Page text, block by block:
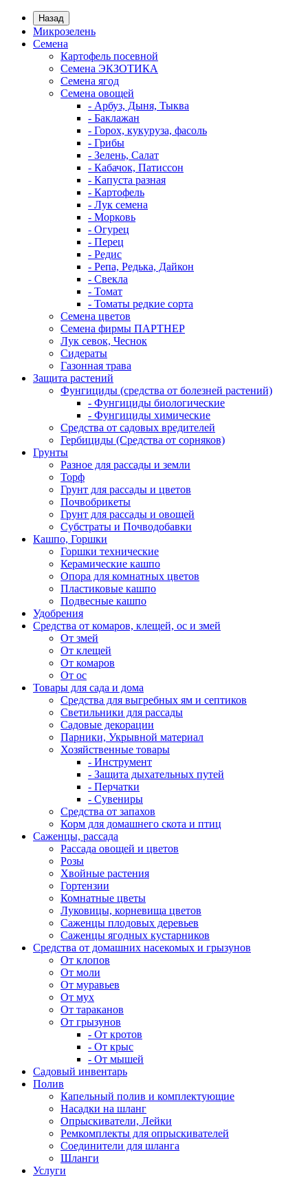
Назад
Микрозелень
Семена
Картофель посевной
Семена ЭКЗОТИКА
Семена ягод
Семена овощей
- Арбуз, Дыня, Тыква
- Баклажан
- Горох, кукуруза, фасоль
- Грибы
- Зелень, Салат
- Кабачок, Патиссон
- Капуста разная
- Картофель
- Лук семена
- Морковь
- Огурец
- Перец
- Редис
- Репа, Редька, Дайкон
- Свекла
- Томат
- Томаты редкие сорта
Семена цветов
Семена фирмы ПАРТНЕР
Лук севок, Чеснок
Сидераты
Газонная трава
Защита растений
Фунгициды (средства от болезней растений)
- Фунгициды биологические
- Фунгициды химические
Средства от садовых вредителей
Гербициды (Средства от сорняков)
Грунты
Разное для рассады и земли
Торф
Грунт для рассады и цветов
Почвобрикеты
Грунт для рассады и овощей
Субстраты и Почводобавки
Кашпо, Горшки
Горшки технические
Керамические кашпо
Опора для комнатных цветов
Пластиковые кашпо
Подвесные кашпо
Удобрения
Средства от комаров, клещей, ос и змей
От змей
От клещей
От комаров
От ос
Товары для сада и дома
Средства для выгребных ям и септиков
Светильники для рассады
Садовые декорации
Парники, Укрывной материал
Хозяйственные товары
- Инструмент
- Защита дыхательных путей
- Перчатки
- Сувениры
Средства от запахов
Корм для домашнего скота и птиц
Саженцы, рассада
Рассада овощей и цветов
Розы
Хвойные растения
Гортензии
Комнатные цветы
Луковицы, корневища цветов
Саженцы плодовых деревьев
Саженцы ягодных кустарников
Средства от домашних насекомых и грызунов
От клопов
От моли
От муравьев
От мух
От тараканов
От грызунов
- От кротов
- От крыс
- От мышей
Садовый инвентарь
Полив
Капельный полив и комплектующие
Насадки на шланг
Опрыскиватели, Лейки
Ремкомплекты для опрыскивателей
Соединители для шланга
Шланги
Услуги